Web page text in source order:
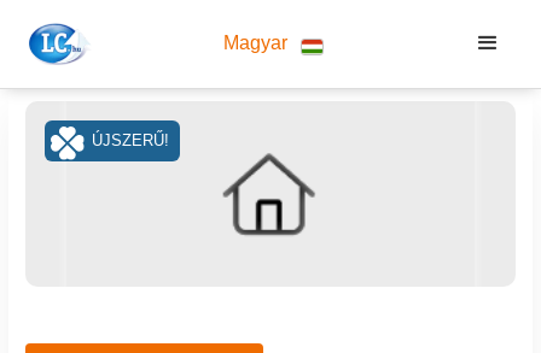
Magyar
ÚJSZERŰ!